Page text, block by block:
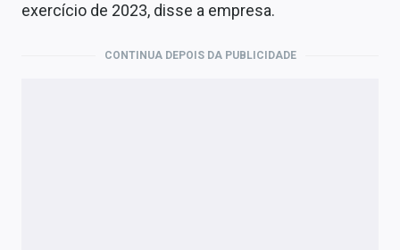
exercício de 2023, disse a empresa.
CONTINUA DEPOIS DA PUBLICIDADE